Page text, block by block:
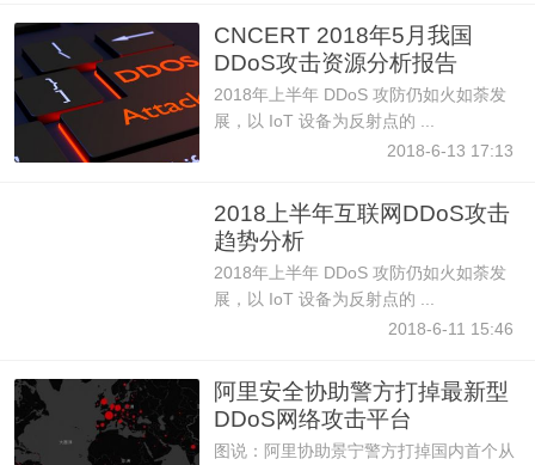
CNCERT 2018年5月我国
DDoS攻击资源分析报告
2018年上半年 DDoS 攻防仍如火如荼发
展，以 IoT 设备为反射点的 ...
2018-6-13 17:13
2018上半年互联网DDoS攻击
趋势分析
2018年上半年 DDoS 攻防仍如火如荼发
展，以 IoT 设备为反射点的 ...
2018-6-11 15:46
阿里安全协助警方打掉最新型
DDoS网络攻击平台
图说：阿里协助景宁警方打掉国内首个从